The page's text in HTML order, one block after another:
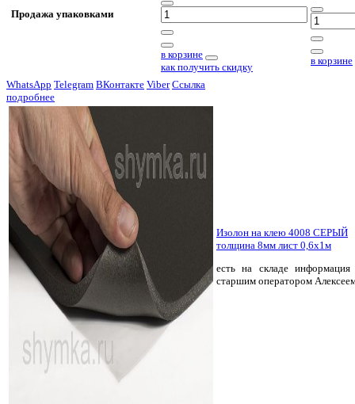
Продажа упаковками
в корзине
как получить скидку
в корзине
WhatsApp Telegram ВКонтакте Viber Ссылка
подробнее
Изолон на клею 4008 СЕРЫЙ
толщина 8мм лист 0,6х1м
есть на складе информация
старшим оператором